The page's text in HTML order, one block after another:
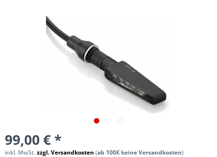
99,00 € *
inkl. MwSt.zzgl. Versandkosten (ab 100€ keine Versandkosten)